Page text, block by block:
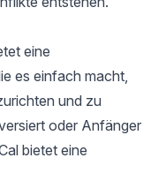
eine
es einfach macht,
und zu
oder Anfänger
bietet eine